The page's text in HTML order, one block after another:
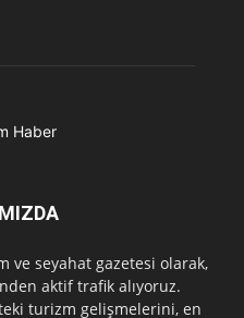
seyahat gazetesi olarak,
aktif trafik alıyoruz.
turizm gelişmelerini, en